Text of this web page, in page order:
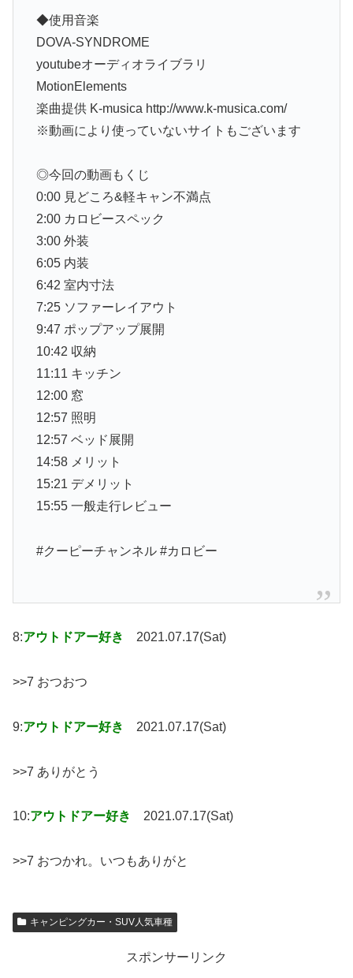
◆使用音楽
DOVA-SYNDROME
youtubeオーディオライブラリ
MotionElements
楽曲提供 K-musica http://www.k-musica.com/
※動画により使っていないサイトもございます
◎今回の動画もくじ
0:00 見どころ&軽キャン不満点
2:00 カロビースペック
3:00 外装
6:05 内装
6:42 室内寸法
7:25 ソファーレイアウト
9:47 ポップアップ展開
10:42 収納
11:11 キッチン
12:00 窓
12:57 照明
12:57 ベッド展開
14:58 メリット
15:21 デメリット
15:55 一般走行レビュー
#クーピーチャンネル #カロビー
8:アウトドアー好き 2021.07.17(Sat)
>>7 おつおつ
9:アウトドアー好き 2021.07.17(Sat)
>>7 ありがとう
10:アウトドアー好き 2021.07.17(Sat)
>>7 おつかれ。いつもありがと
キャンピングカー・SUV人気車種
スポンサーリンク